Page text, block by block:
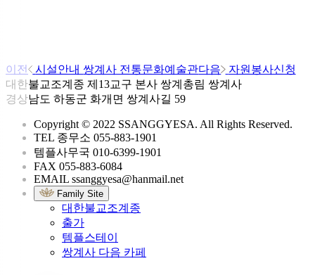
이전 시설안내 쌍계사 전통문화예술관다음
자원봉사신청
대한불교조계종 제13교구 본사 쌍계총림 쌍계사
경상남도 하동군 화개면 쌍계사길 59
Copyright © 2022 SSANGGYESA. All Rights Reserved.
TEL 종무소 055-883-1901
템플사무국 010-6399-1901
FAX 055-883-6084
EMAIL ssanggyesa@hanmail.net
Family Site
대한불교조계종
출가
템플스테이
쌍계사 다음 카페